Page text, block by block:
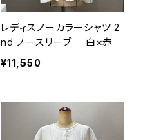
レディスノーカラーシャツ 2
nd ノースリーブ 白×赤
¥11,550